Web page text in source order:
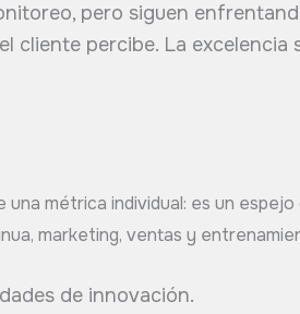
pero siguen
percibe. La excelencia
métrica individual: es un
marketing, ventas y
de innovación.